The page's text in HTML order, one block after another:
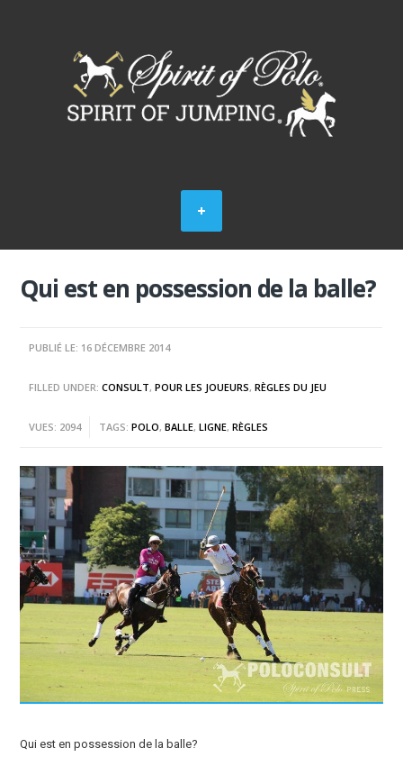
Qui est en possession de la balle?
PUBLIÉ LE: 16 DÉCEMBRE 2014
FILLED UNDER:CONSULT,POUR LES JOUEURS,RÈGLES DU JEU
VUES: 2094 TAGS:POLO,BALLE,LIGNE,RÈGLES
Qui est en possession de la balle?